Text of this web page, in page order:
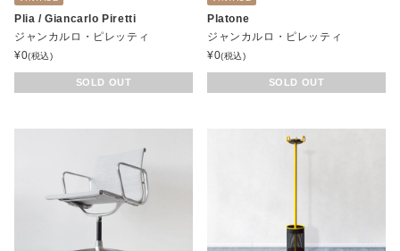
Plia / Giancarlo Piretti
ジャンカルロ・ピレッティ
¥0(税込)
SOLD OUT
Platone
ジャンカルロ・ピレッティ
¥0(税込)
SOLD OUT